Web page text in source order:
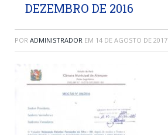
DEZEMBRO DE 2016
POR ADMINISTRADOR EM 14 DE AGOSTO DE 2017